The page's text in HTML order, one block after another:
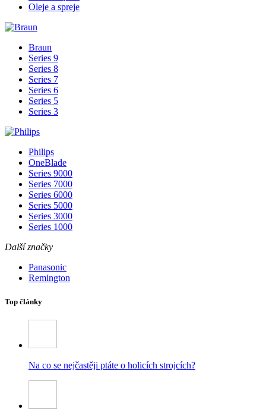
Oleje a spreje
Braun
Series 9
Series 8
Series 7
Series 6
Series 5
Series 3
Philips
OneBlade
Series 9000
Series 7000
Series 6000
Series 5000
Series 3000
Series 1000
Další značky
Panasonic
Remington
Top články
Na co se nejčastěji ptáte o holicích strojcích?